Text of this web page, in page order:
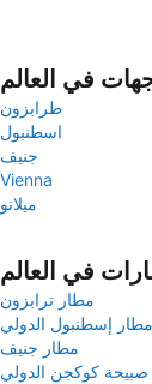
في العالم
طرابزون
اسطنبول
جنيف
Vienna
ميلانو
في العالم
مطار ترابزون
مطار إسطنبول الدولي
مطار جنيف
كوكجن الدولي